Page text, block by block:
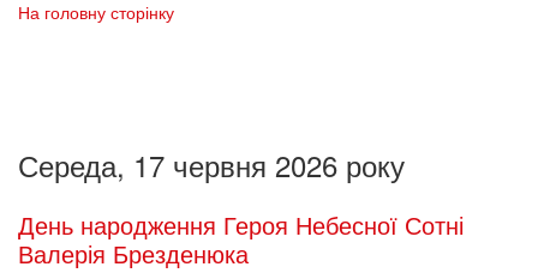
На головну сторінку
Середа, 17 червня 2026 року
День народження Героя Небесної Сотні
Валерія Брезденюка